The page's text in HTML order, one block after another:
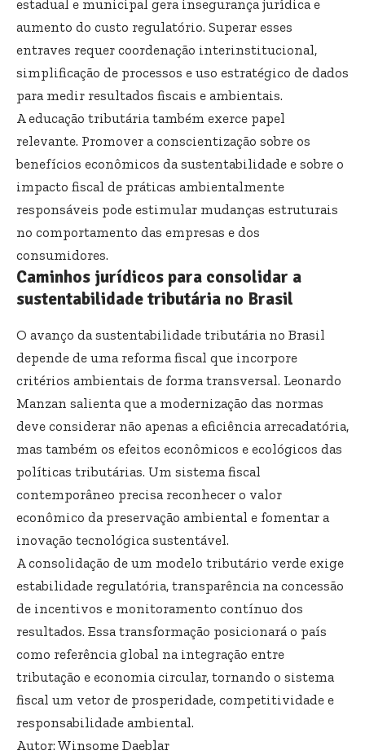
estadual e municipal gera insegurança jurídica e
aumento do custo regulatório. Superar esses
entraves requer coordenação interinstitucional,
simplificação de processos e uso estratégico de dados
para medir resultados fiscais e ambientais.
A educação tributária também exerce papel
relevante. Promover a conscientização sobre os
benefícios econômicos da sustentabilidade e sobre o
impacto fiscal de práticas ambientalmente
responsáveis pode estimular mudanças estruturais
no comportamento das empresas e dos
consumidores.
Caminhos jurídicos para consolidar a
sustentabilidade tributária no Brasil
O avanço da sustentabilidade tributária no Brasil
depende de uma reforma fiscal que incorpore
critérios ambientais de forma transversal. Leonardo
Manzan salienta que a modernização das normas
deve considerar não apenas a eficiência arrecadatória,
mas também os efeitos econômicos e ecológicos das
políticas tributárias. Um sistema fiscal
contemporâneo precisa reconhecer o valor
econômico da preservação ambiental e fomentar a
inovação tecnológica sustentável.
A consolidação de um modelo tributário verde exige
estabilidade regulatória, transparência na concessão
de incentivos e monitoramento contínuo dos
resultados. Essa transformação posicionará o país
como referência global na integração entre
tributação e economia circular, tornando o sistema
fiscal um vetor de prosperidade, competitividade e
responsabilidade ambiental.
Autor: Winsome Daeblar